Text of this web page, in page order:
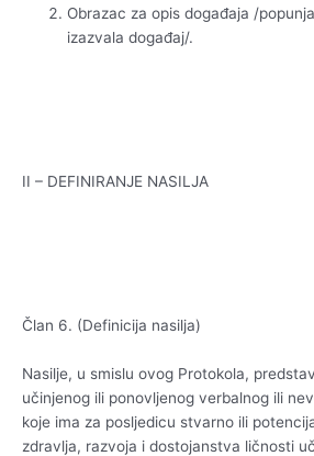
Obrazac za opis događaja /
izazvala događaj/.
II – DEFINIRANJE NASILJA
Član 6. (Definicija nasilja)
Nasilje, u smislu ovog Protokola,
učinjenog ili ponovljenog verbalnog ili
koje ima za posljedicu stvarno ili
zdravlja, razvoja i dostojanstva ličnosti